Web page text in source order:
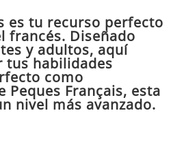
es tu recurso perfecto
francés. Diseñado
y adultos, aquí
tus habilidades
como
Peques Français, esta
nivel más avanzado.